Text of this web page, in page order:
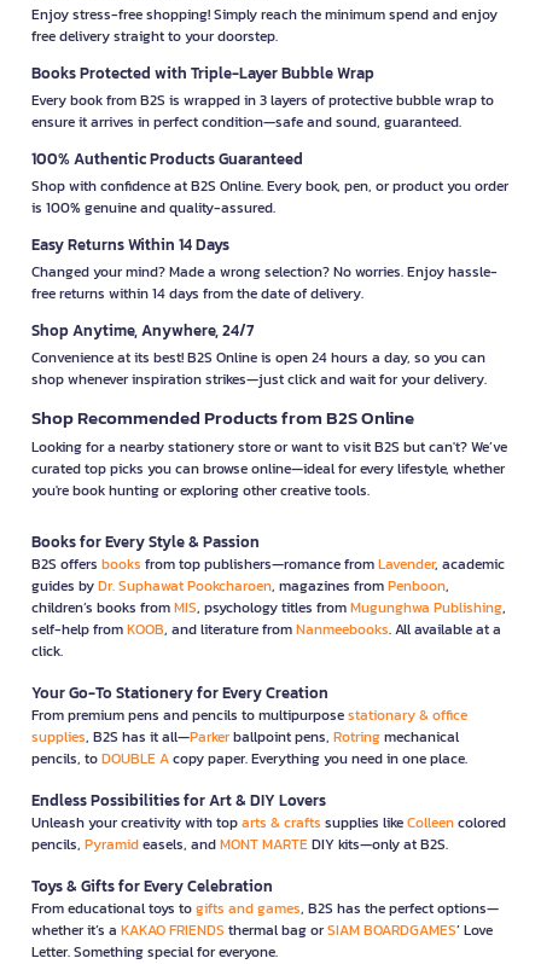
Enjoy stress-free shopping! Simply reach the minimum spend and enjoy
free delivery straight to your doorstep.
Books Protected with Triple-Layer Bubble Wrap
Every book from B2S is wrapped in 3 layers of protective bubble wrap to
ensure it arrives in perfect condition—safe and sound, guaranteed.
100% Authentic Products Guaranteed
Shop with confidence at B2S Online. Every book, pen, or product you order
is 100% genuine and quality-assured.
Easy Returns Within 14 Days
Changed your mind? Made a wrong selection? No worries. Enjoy hassle-
free returns within 14 days from the date of delivery.
Shop Anytime, Anywhere, 24/7
Convenience at its best! B2S Online is open 24 hours a day, so you can
shop whenever inspiration strikes—just click and wait for your delivery.
Shop Recommended Products from B2S Online
Looking for a nearby stationery store or want to visit B2S but can't? We’ve
curated top picks you can browse online—ideal for every lifestyle, whether
you're book hunting or exploring other creative tools.
Books for Every Style & Passion
B2S offers books from top publishers—romance fromLavender, academic
guides byDr. Suphawat Pookcharoen, magazines fromPenboon,
children’s books fromMIS, psychology titles fromMugunghwa Publishing,
self-help fromKOOB, and literature fromNanmeebooks. All available at a
click.
Your Go-To Stationery for Every Creation
From premium pens and pencils to multipurposestationary & office
supplies, B2S has it all—Parkerballpoint pens, Rotringmechanical
pencils, toDOUBLE Acopy paper. Everything you need in one place.
Endless Possibilities for Art & DIY Lovers
Unleash your creativity with toparts & crafts supplies likeColleencolored
pencils, Pyramideasels, andMONT MARTEDIY kits—only at B2S.
Toys & Gifts for Every Celebration
From educational toys togifts and games, B2S has the perfect options—
whether it’s a KAKAO FRIENDS thermal bag orSIAM BOARDGAMES’ Love
Letter. Something special for everyone.